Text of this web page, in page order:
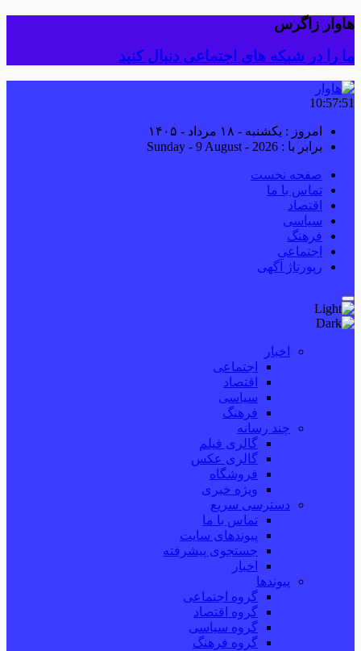
هاوار زاگرس
ما را در شبکه های اجتماعی دنبال کنید
10:57:52
امروز : یکشنبه - ۱۸ مرداد - ۱۴۰۵
برابر با : Sunday - 9 August - 2026
صفحه نخست
تماس با ما
اقتصاد
سیاسی
فرهنگ
اجتماعی
رپورتاژ آگهی
اخبار
اجتماعی
اقتصاد
سیاسی
فرهنگ
چند رسانه
گالری فیلم
گالری عکس
فروشگاه
ویژه خبری
دسترسی سریع
تماس با ما
پیوندهای سایت
جستجوی پیشرفته
اخبار
پیوندها
گروه اجتماعی
گروه اقتصاد
گروه سیاسی
گروه فرهنگ